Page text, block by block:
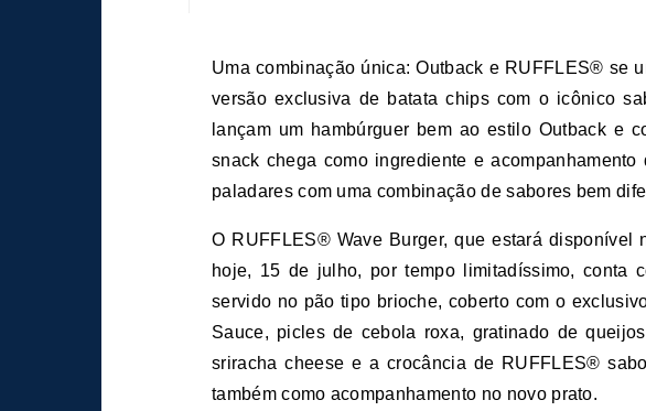
Uma combinação única: Outback e RUFFLES® se uniram e, depois de apresentar uma
versão exclusiva de batata chips com o icônico
lançam um hambúrguer bem ao estilo Outback e
snack chega como ingrediente e
paladares com uma combinação de sabores bem
O RUFFLES® Wave Burger, que estará disponível
hoje, 15 de julho, por tempo limitadíssimo, conta
servido no pão tipo brioche, coberto com o
Sauce, picles de cebola roxa, gratinado de
sriracha cheese e a crocância de RUFFLES®
também como acompanhamento no novo prato.